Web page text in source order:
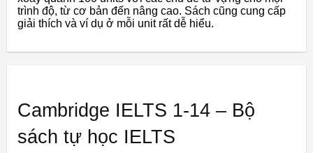
trình độ, từ cơ bản đến nâng cao. Sách cũng cung cấp
giải thích và ví dụ ở mỗi unit rất dễ hiểu.
Cambridge IELTS 1-14 – Bộ
sách tự học IELTS